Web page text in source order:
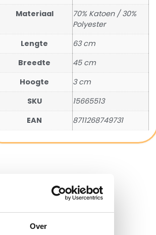
Over
Materiaal
70% Katoen / 30%
Polyester
Lengte
63 cm
Breedte
45 cm
Hoogte
3 cm
SKU
15665513
EAN
8711268749731